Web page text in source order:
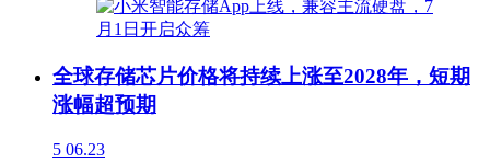
全球存储芯片价格将持续上涨至2028年，短期
涨幅超预期
5 06.23